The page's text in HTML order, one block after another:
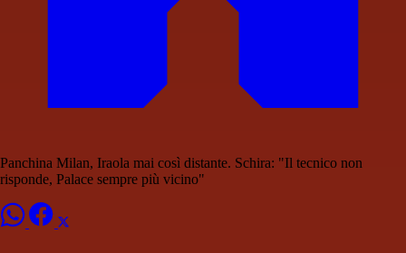
Panchina Milan, Iraola mai così distante. Schira: "Il tecnico non
risponde, Palace sempre più vicino"